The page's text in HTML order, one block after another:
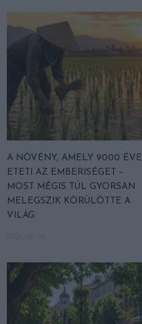
A NÖVÉNY, AMELY 9000 ÉVE
ETETI AZ EMBERISÉGET –
MOST MÉGIS TÚL GYORSAN
MELEGSZIK KÖRÜLÖTTE A
VILÁG